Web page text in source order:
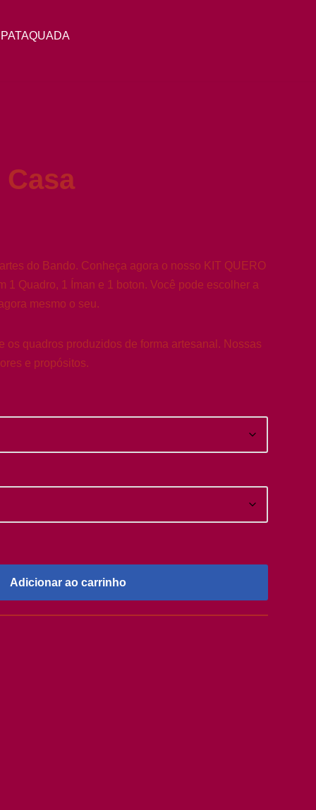
do Bando. Conheça agora o nosso KIT QUERO
1 Quadro, 1 Íman e 1 boton. Você pode escolher a
mesmo o seu.
os quadros produzidos de forma artesanal. Nossas
e propósitos.
Adicionar ao carrinho